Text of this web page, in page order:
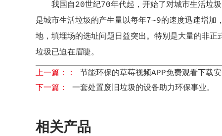
我国自20世纪70年代起，开始了对城市生活垃
是城市生活垃圾的产生量以每年7~9的速度迅速增加
地，填埋场的选址问题日益突出。特别是大量的非
垃圾已迫在眉睫。
上一篇：： 节能环保的草莓视频APP免费观看下载
下一篇： 一套处置废旧垃圾的设备助力环保事业。
相关产品